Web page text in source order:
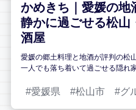
かめきち｜愛媛の地
静かに過ごせる松山
酒屋
愛媛の郷土料理と地酒が評判の松
一人でも落ち着いて過ごせる隠れ
愛媛県 松山市 グ